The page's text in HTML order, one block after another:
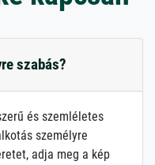
szabás?
és szemléletes
személyre
adja meg a kép